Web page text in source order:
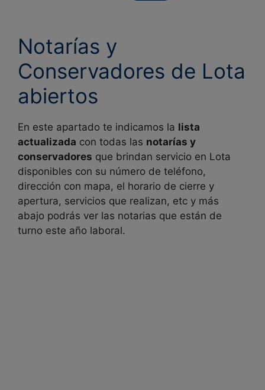
Notarías y
Conservadores de Lota
abiertos
En este apartado te indicamos la lista
actualizada con todas las notarías y
conservadores que brindan servicio en Lota
disponibles con su número de teléfono,
dirección con mapa, el horario de cierre y
apertura, servicios que realizan, etc y más
abajo podrás ver las notarias que están de
turno este año laboral.